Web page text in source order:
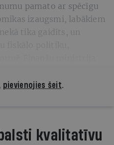
pamato ar spēcīgu
izaugsmi, labākiem
tika gaidīts, un
pievienojies šeit.
kvalitatīvu